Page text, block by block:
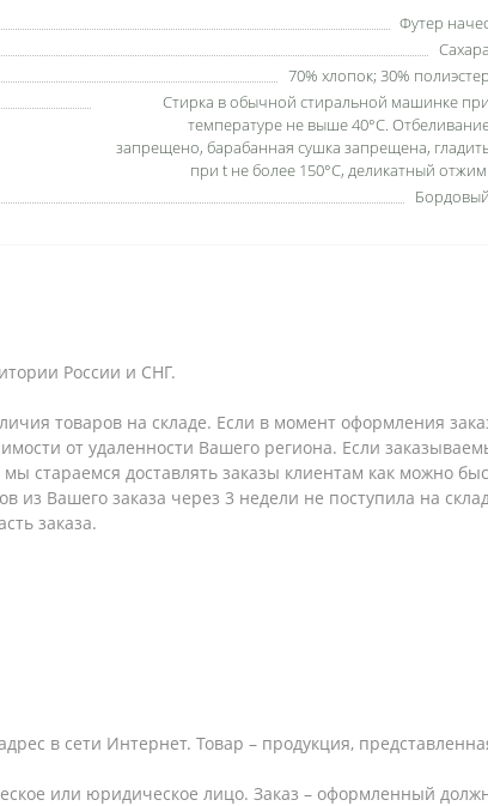
Футер
Сахара
70% хлопок; 30% полиэстер
Стирка в обычной стиральной машинке при
температуре не выше 40°С.
запрещено, барабанная сушка запрещена,
при t не более 150°С, деликатный отжим.
Бордовый
России и СНГ.
товаров на складе. Если в момент оформления
от удаленности Вашего региона. Если
стараемся доставлять заказы клиентам как можно
из Вашего заказа через 3 недели не поступила на
заказа.
в сети Интернет. Товар – продукция,
или юридическое лицо. Заказ – оформленный